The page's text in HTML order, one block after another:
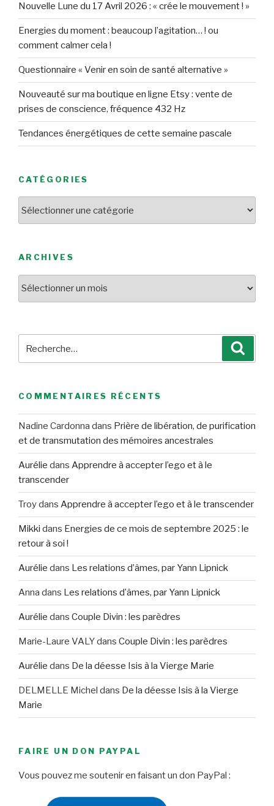
Nouvelle Lune du 17 Avril 2026 : « crée le mouvement ! »
Energies du moment : beaucoup l’agitation… ! ou
comment calmer cela !
Questionnaire « Venir en soin de santé alternative »
Nouveauté sur ma boutique en ligne Etsy : vente de
prises de conscience, fréquence 432 Hz
Tendances énergétiques de cette semaine pascale
CATÉGORIES
ARCHIVES
COMMENTAIRES RÉCENTS
Nadine Cardonna dans Prière de libération, de purification
et de transmutation des mémoires ancestrales
Aurélie dans Apprendre à accepter l’ego et à le
transcender
Troydans Apprendre à accepter l’ego et à le transcender
Mikki dans Energies de ce mois de septembre 2025 : le
retour à soi !
Aurélie dans Les relations d’âmes, par Yann Lipnick
Anna dans Les relations d’âmes, par Yann Lipnick
Aurélie dans Couple Divin : les parèdres
Marie-Laure VALYdans Couple Divin : les parèdres
Aurélie dans De la déesse Isis à la Vierge Marie
DELMELLE Michel dans De la déesse Isis à la Vierge
Marie
FAIRE UN DON PAYPAL
Vous pouvez me soutenir en faisant un don PayPal :